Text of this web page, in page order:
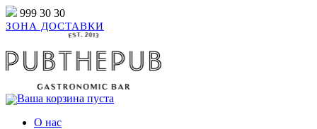
999 30 30
ЗОНА ДОСТАВКИ
Ваша корзина пуста
О нас